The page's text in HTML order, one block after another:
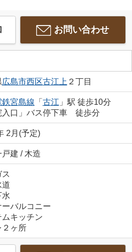
お問い合わせ
広島市西区古江上 ２丁目
鉄宮島線 「 古江 」駅 徒歩10分
入口」バス停下車 徒歩分
2月(予定)
戸建 / 木造
道
水
ーバルコニー
ムキッチン
２ヶ所